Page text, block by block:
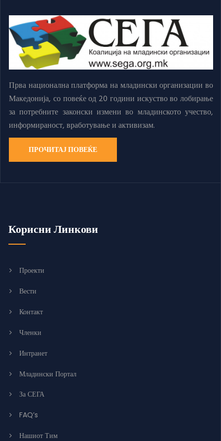
Прва национална платформа на младински организации во
Македонија, со повеќе од 20 години искуство во лобирање
за потребните законски измени во младинското учество,
информираност, вработување и активизам.
ПРОЧИТАЈ ПОВЕЌЕ
Корисни Линкови
Проекти
Вести
Контакт
Членки
Интранет
Младински Портал
За СЕГА
FAQ’s
Нашиот Тим